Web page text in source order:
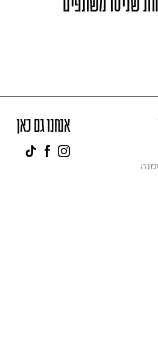
שניסו משתפים
אנחנו גם כאן